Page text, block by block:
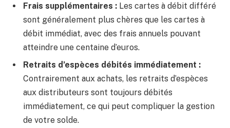
Frais supplémentaires : Les cartes à débit différé
sont généralement plus chères que les cartes à
débit immédiat, avec des frais annuels pouvant
atteindre une centaine d’euros.
Retraits d’espèces débités immédiatement :
Contrairement aux achats, les retraits d’espèces
aux distributeurs sont toujours débités
immédiatement, ce qui peut compliquer la gestion
de votre solde.